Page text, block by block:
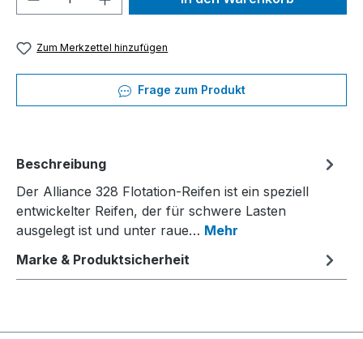
Zum Merkzettel hinzufügen
Frage zum Produkt
Beschreibung
Der Alliance 328 Flotation-Reifen ist ein speziell
entwickelter Reifen, der für schwere Lasten
ausgelegt ist und unter raue… Mehr
Marke & Produktsicherheit